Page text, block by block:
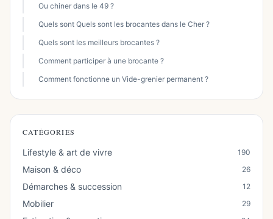
Ou chiner dans le 49 ?
Quels sont Quels sont les brocantes dans le Cher ?
Quels sont les meilleurs brocantes ?
Comment participer à une brocante ?
Comment fonctionne un Vide-grenier permanent ?
CATÉGORIES
Lifestyle & art de vivre 190
Maison & déco 26
Démarches & succession 12
Mobilier 29